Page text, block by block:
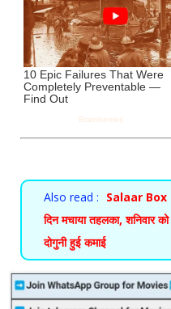
Also read : Salaar Box
दिन मचाया तहलका, शनिवार
दोगुनी हुई कमाई